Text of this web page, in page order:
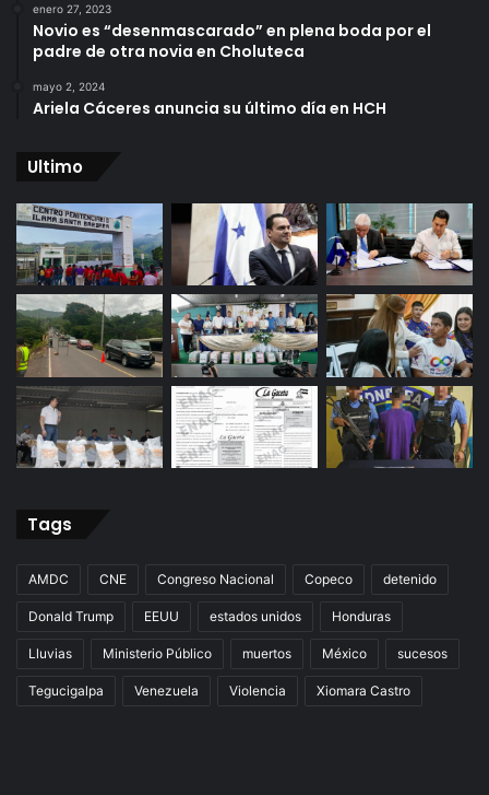
enero 27, 2023
Novio es “desenmascarado” en plena boda por el
padre de otra novia en Choluteca
mayo 2, 2024
Ariela Cáceres anuncia su último día en HCH
Ultimo
Tags
AMDC CNE Congreso Nacional Copeco detenido
Donald Trump EEUU estados unidos Honduras
Lluvias Ministerio Público muertos México sucesos
Tegucigalpa Venezuela Violencia Xiomara Castro